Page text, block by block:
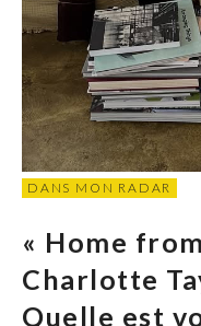
DANS MON RADAR
« Home
Charlotte
Quelle est